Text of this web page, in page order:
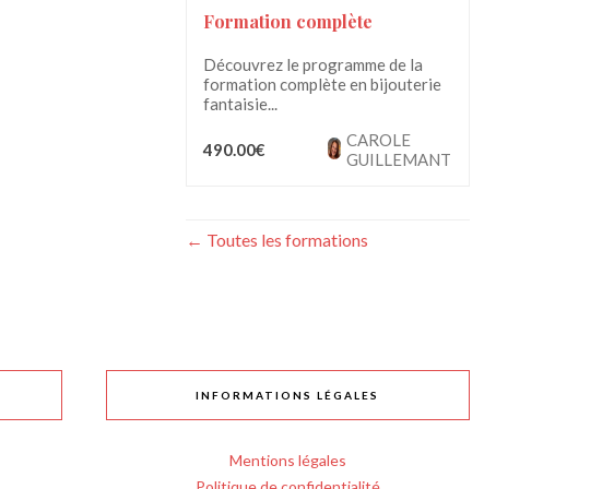
Formation complète
Découvrez le programme de la
formation complète en bijouterie
fantaisie...
490.00€
CAROLE
GUILLEMANT
Toutes les formations
INFORMATIONS LÉGALES
Mentions légales